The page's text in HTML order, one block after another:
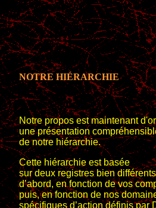
NOTRE HIÉRARCHIE
Notre propos est maintenant
une présentation
de notre hiérarchie.
Cette hiérarchie est basée
sur deux registres bien
d’abord, en fonction de vos
puis, en fonction de nos
spécifiques d’action définis par